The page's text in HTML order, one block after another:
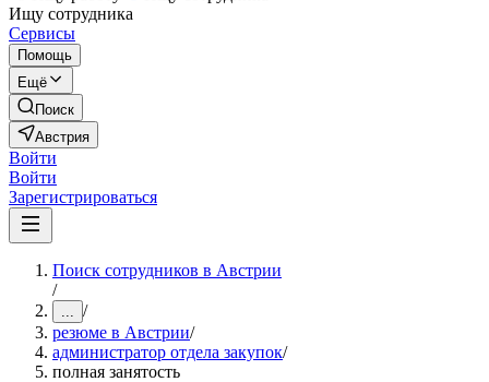
Ищу сотрудника
Сервисы
Помощь
Ещё
Поиск
Австрия
Войти
Войти
Зарегистрироваться
Поиск сотрудников в Австрии
/
... /
резюме в Австрии/
администратор отдела закупок/
полная занятость